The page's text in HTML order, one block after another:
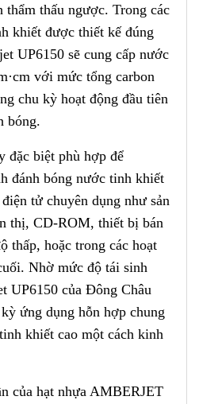
thẩm thấu ngược. Trong các
khiết được thiết kế đúng
UP6150 sẽ cung cấp nước
với mức tổng carbon
chu kỳ hoạt động đầu tiên
bóng.
đặc biệt phù hợp để
đánh bóng nước tinh khiết
tử chuyên dụng như sản
thị, CD-ROM, thiết bị bán
thấp, hoặc trong các hoạt
. Nhờ mức độ tái sinh
UP6150 của Đông Châu
ứng dụng hỗn hợp chung
khiết cao một cách kinh
của hạt nhựa AMBERJET